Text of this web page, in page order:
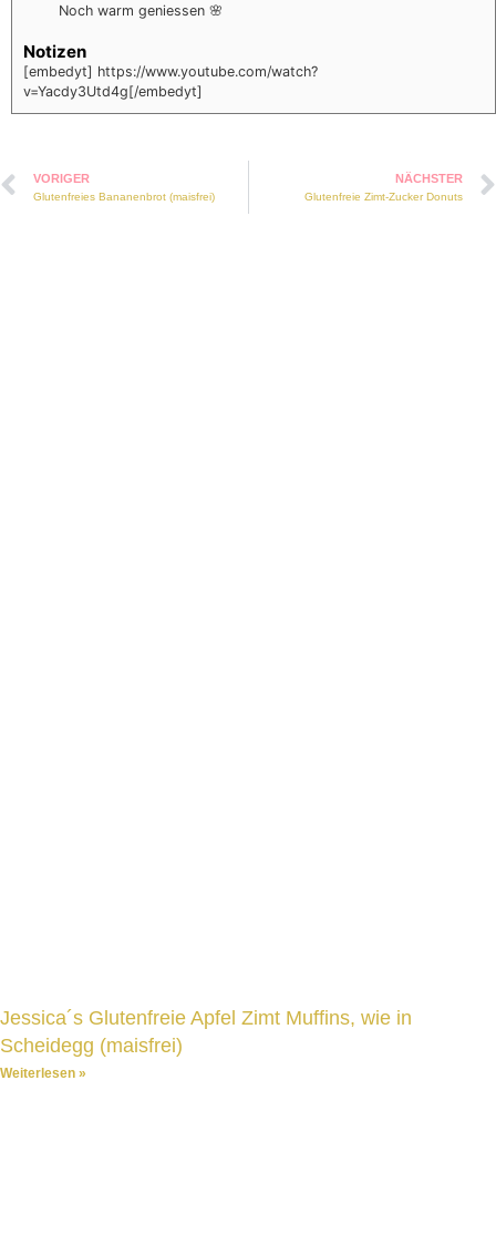
Noch warm geniessen 🌸
Notizen
[embedyt] https://www.youtube.com/watch?
v=Yacdy3Utd4g[/embedyt]
VORIGER
Glutenfreies Bananenbrot (maisfrei)
NÄCHSTER
Glutenfreie Zimt-Zucker Donuts
Jessica´s Glutenfreie Apfel Zimt Muffins, wie in
Scheidegg (maisfrei)
Weiterlesen »